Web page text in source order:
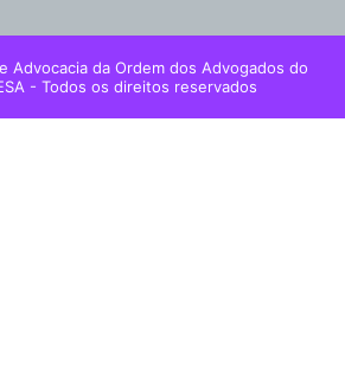
Advocacia da Ordem dos Advogados do
- Todos os direitos reservados